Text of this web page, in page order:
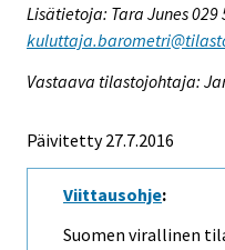
Lisätietoja: Tara Junes 029
Vastaava tilastojohtaja:
Päivitetty 27.7.2016
Viittausohje:
Suomen virallinen